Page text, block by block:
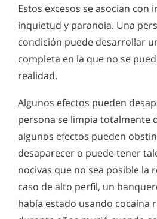
Estos excesos se asocian con
inquietud y paranoia. Una
condición puede desarrollar
completa en la que no se
realidad.
Algunos efectos pueden
persona se limpia totalmente
algunos efectos pueden
desaparecer o puede tener
nocivas que no sea posible la
caso de alto perfil, un
había estado usando cocaína